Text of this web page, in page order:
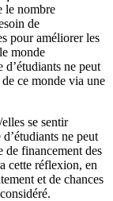
le nombre
de
pour améliorer les
monde
ne peut
ce monde via une
se sentir
ne peut
de financement des
cette réflexion, en
et de chances